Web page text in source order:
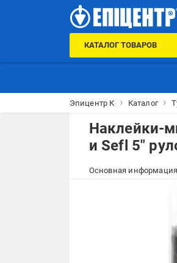
КАТАЛОГ ТОВАРОВ
Эпицентр К Каталог
Наклейки-
и Sefl 5"
Основная информация